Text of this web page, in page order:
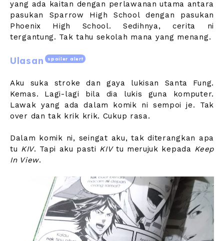
yang ada kaitan dengan perlawanan utama antara
pasukan Sparrow High School dengan pasukan
Phoenix High School. Sedihnya, cerita ni
tergantung. Tak tahu sekolah mana yang menang.
Ulasan spoiler alert
Aku suka stroke dan gaya lukisan Santa Fung.
Kemas. Lagi-lagi bila dia lukis guna komputer.
Lawak yang ada dalam komik ni sempoi je. Tak
over dan tak krik krik. Cukup rasa.
Dalam komik ni, seingat aku, tak diterangkan apa
tu KIV. Tapi aku pasti KIVtu merujuk kepada Keep
In View.